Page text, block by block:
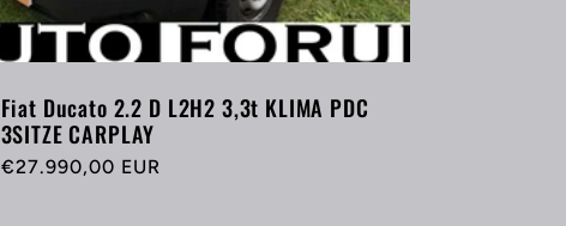
Fiat Ducato 2.2 D L2H2 3,3t KLIMA PDC
3SITZE CARPLAY
Normaler
€27.990,00 EUR